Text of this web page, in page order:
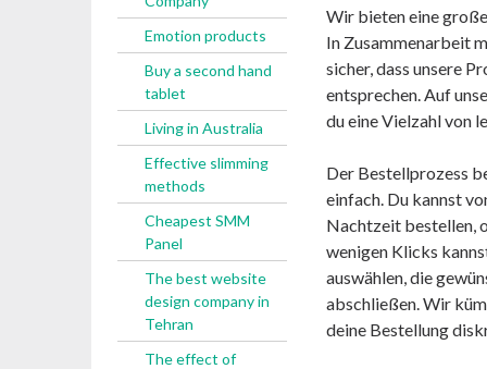
Emotion products
Buy a second hand
tablet
Living in Australia
Effective slimming
methods
Cheapest SMM
Panel
The best website
design company in
Tehran
The effect of
Wir bieten eine
In Zusammenarbeit
sicher, dass unsere
entsprechen. Auf
du eine Vielzahl von
Der Bestellprozess
einfach. Du kannst
Nachtzeit bestellen,
wenigen Klicks
auswählen, die
abschließen. Wir
deine Bestellung